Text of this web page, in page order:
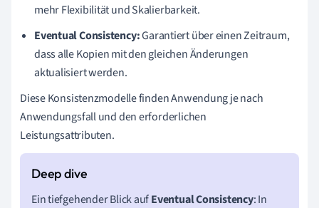
mehr Flexibilität und Skalierbarkeit.
Eventual Consistency:Garantiert über einen Zeitraum,
dass alle Kopien mit den gleichen Änderungen
aktualisiert werden.
Diese Konsistenzmodelle finden Anwendung je nach
Anwendungsfall und den erforderlichen
Leistungsattributen.
Ein tiefgehender Blick aufEventual Consistency: In